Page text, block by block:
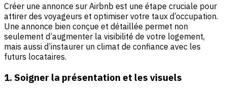
Créer une annonce sur Airbnb est une étape cruciale pour
attirer des voyageurs et optimiser votre taux d’occupation.
Une annonce bien conçue et détaillée permet non
seulement d’augmenter la visibilité de votre logement,
mais aussi d’instaurer un climat de confiance avec les
futurs locataires.
1. Soigner la présentation et les visuels